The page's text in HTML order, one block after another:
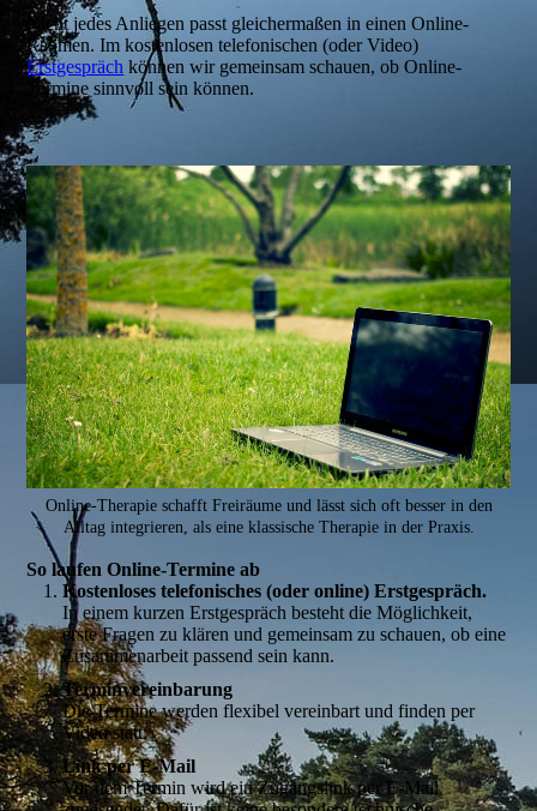
Nicht jedes Anliegen passt gleichermaßen in einen Online-
Rahmen. Im kostenlosen telefonischen (oder Video)
Erstgespräch können wir gemeinsam schauen, ob Online-
Termine sinnvoll sein können.
Online-Therapie schafft Freiräume und lässt sich oft besser in den
Alltag integrieren, als eine klassische Therapie in der Praxis.
So laufen Online-Termine ab
Kostenloses telefonisches (oder online) Erstgespräch.
In einem kurzen Erstgespräch besteht die Möglichkeit,
erste Fragen zu klären und gemeinsam zu schauen, ob eine
Zusammenarbeit passend sein kann.
Terminvereinbarung
Die Termine werden flexibel vereinbart und finden per
Video statt.
Link per E-Mail
Vor dem Termin wird ein Zugangslink per E-Mail